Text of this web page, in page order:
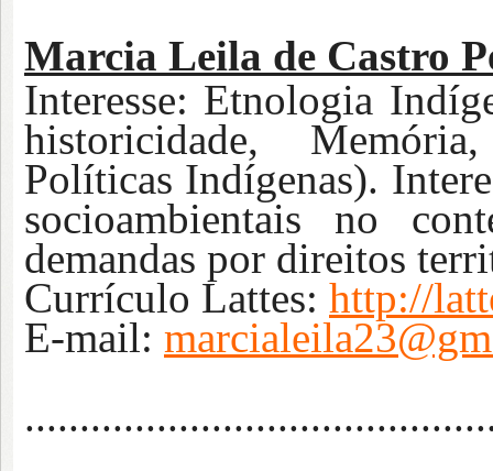
Marcia Leila de Castro
Interesse: Etnologia
historicidade,
Políticas Indígenas).
socioambientais no
demandas por direitos
Currículo Lattes: http://
E-mail: